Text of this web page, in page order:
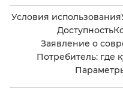
Условия использования
Доступность
Заявление о
Потребитель: где